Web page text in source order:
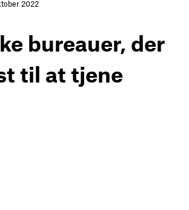
2022
bureauer, der
til at tjene